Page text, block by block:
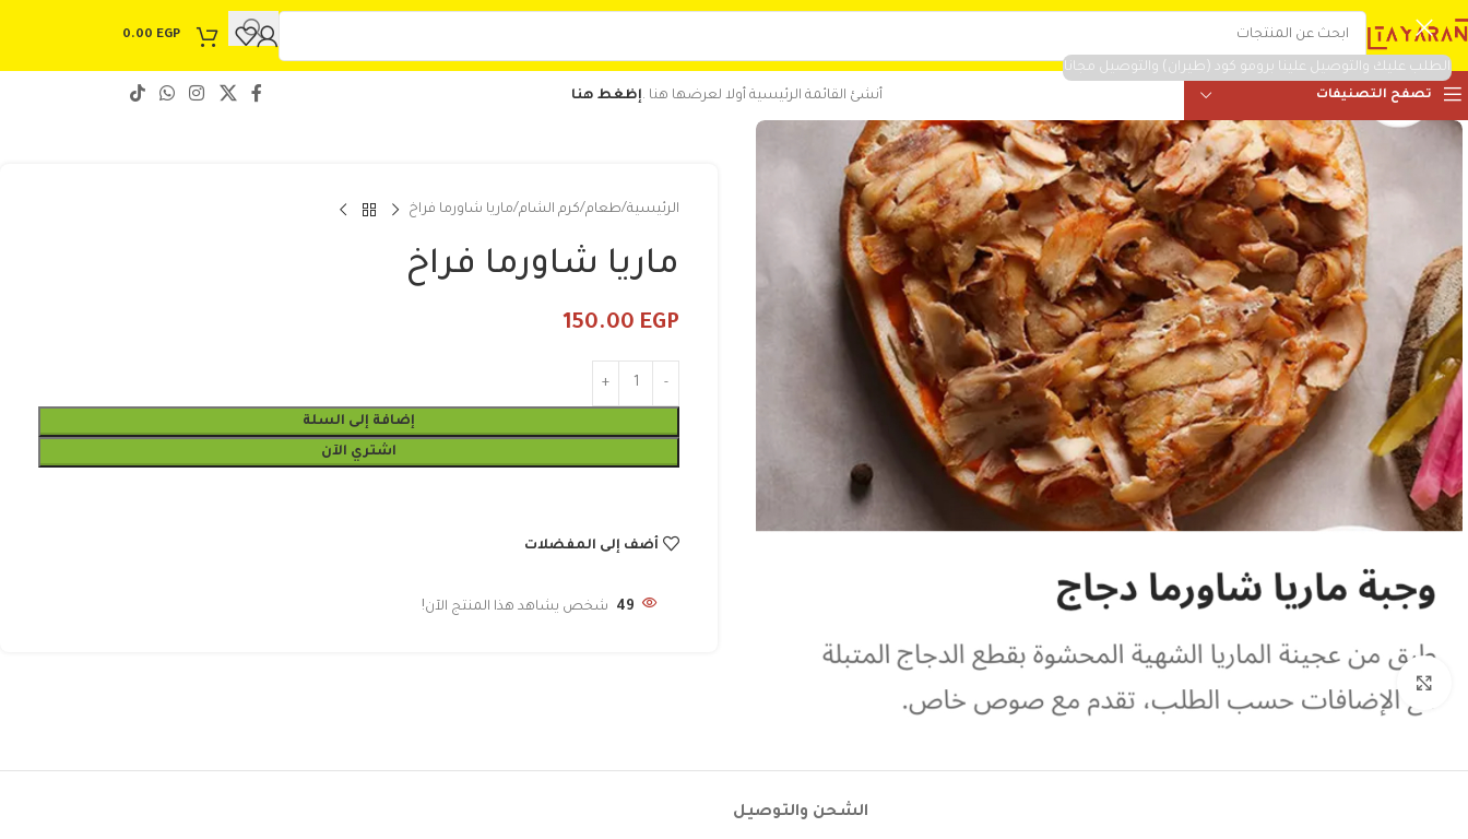
الطلب عليك والتوصيل علينا برومو كود (طيران) والتوصيل مجانا
0.00 EGP
تصفح التصنيفات أنشئ القائمة الرئيسية أولا لعرضها هنا .إظغط هنا
الرئيسية طعام كرم الشام ماريا شاورما فراخ
ماريا شاورما فراخ
150.00 EGP
إضافة إلى السلة
اشتري الآن
أضف إلى المفضلات
49 شخص يشاهد هذا المنتج الآن!
الشحن والتوصيل